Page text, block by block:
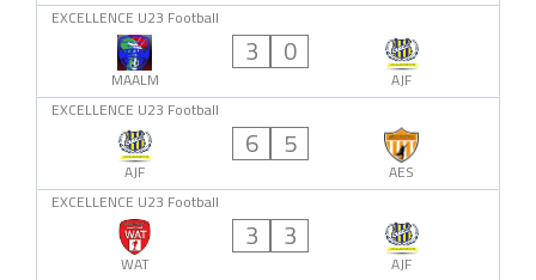
EXCELLENCE U23 Football
MAALM
3 0
AJF
EXCELLENCE U23 Football
AJF
6 5
AES
EXCELLENCE U23 Football
WAT
3 3
AJF